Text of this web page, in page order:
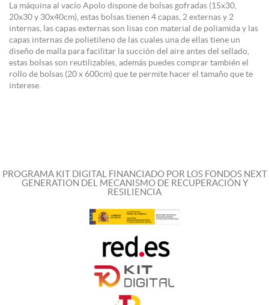
La máquina al vacío Apolo dispone de bolsas gofradas (15x30,
20x30 y 30x40cm), estas bolsas tienen 4 capas, 2 externas y 2
internas, las capas externas son lisas con material de poliamida y las
capas internas de polietileno de las cuales una de ellas tiene un
diseño de malla para facilitar la succión del aire antes del sellado,
estas bolsas son reutilizables, además puedes comprar también el
rollo de bolsas (20 x 600cm) que te permite hacer el tamaño que te
interese.
PROGRAMA KIT DIGITAL FINANCIADO POR LOS FONDOS NEXT
GENERATION DEL MECANISMO DE RECUPERACIÓN Y
RESILIENCIA